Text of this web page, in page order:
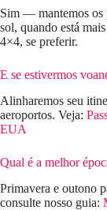
Sim — mantemos os
sol, quando está
4×4, se preferir.
E se estivermos
Alinharemos seu
aeroportos. Veja:
EUA
Qual é a melhor
Primavera e outono
consulte nosso guia: